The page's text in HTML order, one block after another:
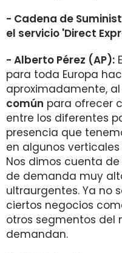
- Cadena de
el servicio 'Direct
- Alberto Pérez (AP):
para toda Europa
aproximadamente,
común para ofrecer
entre los diferentes
presencia que
en algunos
Nos dimos cuenta
de demanda muy
ultraurgentes. Ya no
ciertos negocios
otros segmentos del
demandan.